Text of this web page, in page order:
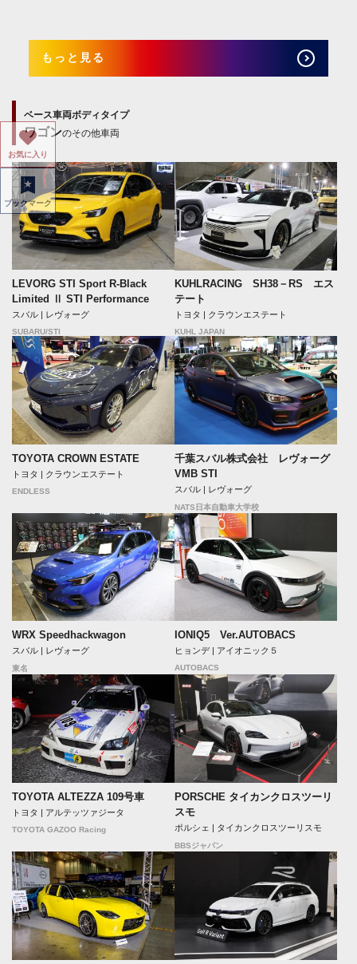
もっと見る
ベース車両ボディタイプ
ワゴンのその他車両
LEVORG STI Sport R-Black
Limited Ⅱ STI Performance
スバル | レヴォーグ
SUBARU/STI
KUHLRACING SH38－RS エス
テート
トヨタ | クラウンエステート
KUHL JAPAN
TOYOTA CROWN ESTATE
トヨタ | クラウンエステート
ENDLESS
千葉スバル株式会社 レヴォーグ
VMB STI
スバル | レヴォーグ
NATS日本自動車大学校
WRX Speedhackwagon
スバル | レヴォーグ
東名
IONIQ5 Ver.AUTOBACS
ヒョンデ | アイオニック５
AUTOBACS
TOYOTA ALTEZZA 109号車
トヨタ | アルテッツァジータ
TOYOTA GAZOO Racing
PORSCHE タイカンクロスツーリ
スモ
ポルシェ | タイカンクロスツーリスモ
BBSジャパン
お気に入り
ブックマーク